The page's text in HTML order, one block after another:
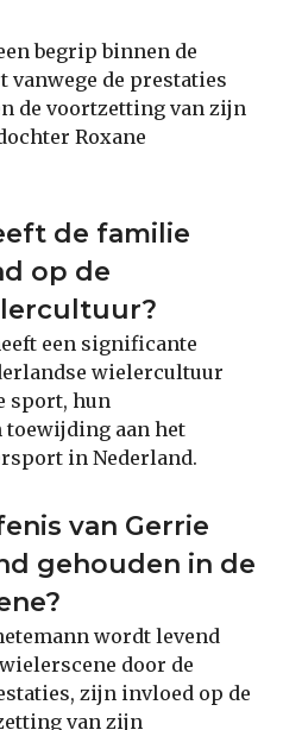
begrip binnen de
de prestaties
de voortzetting van zijn
Roxane
de familie
op de
een significante
wielercultuur
sport, hun
aan het
in Nederland.
van Gerrie
gehouden in de
wordt levend
door de
zijn invloed op de
van zijn